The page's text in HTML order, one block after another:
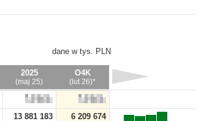
dane w tys. PLN
2025
(maj 25)
O4K
(lut 26)*
13 881 183 6 209 674